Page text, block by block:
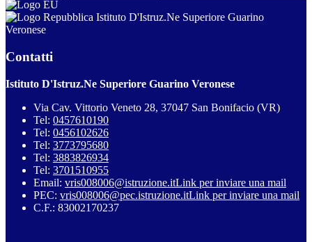
Istituto D'Istruz.Ne Superiore Guarino
Veronese
Contatti
Istituto D'Istruz.Ne Superiore Guarino Veronese
Via Cav. Vittorio Veneto 28, 37047 San Bonifacio (VR)
Tel: 0457610190
Tel: 0456102626
Tel: 3773795680
Tel: 3883826934
Tel: 3701510955
Email: vris008006@istruzione.itLink per inviare una mail
PEC: vris008006@pec.istruzione.itLink per inviare una mail
C.F.: 83002170237